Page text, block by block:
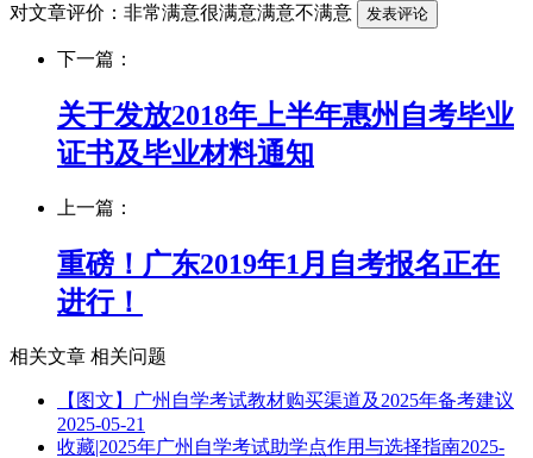
对文章评价： 非常满意很满意满意不满意
下一篇：
关于发放2018年上半年惠州自考毕业
证书及毕业材料通知
上一篇：
重磅！广东2019年1月自考报名正在
进行！
相关文章 相关问题
【图文】广州自学考试教材购买渠道及2025年备考建议
2025-05-21
收藏|2025年广州自学考试助学点作用与选择指南2025-